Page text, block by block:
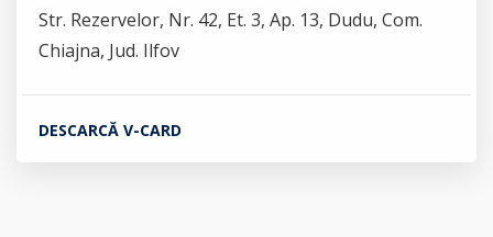
Str. Rezervelor, Nr. 42, Et. 3, Ap. 13, Dudu, Com.
Chiajna, Jud. Ilfov
DESCARCĂ V-CARD